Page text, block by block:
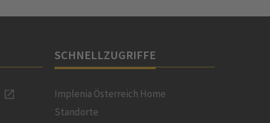
SCHNELLZUGRIFFE
Implenia Österreich Home
Standorte